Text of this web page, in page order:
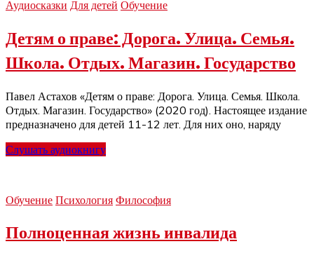
Аудиосказки Для детей Обучение
Детям о праве: Дорога. Улица. Семья.
Школа. Отдых. Магазин. Государство
Павел Астахов «Детям о праве: Дорога. Улица. Семья. Школа.
Отдых. Магазин. Государство» (2020 год). Настоящее издание
предназначено для детей 11-12 лет. Для них оно, наряду
Слушать аудиокнигу
Обучение Психология Философия
Полноценная жизнь инвалида